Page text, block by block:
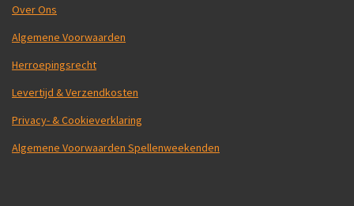
Over Ons
Algemene Voorwaarden
Herroepingsrecht
Levertijd & Verzendkosten
Privacy- & Cookieverklaring
Algemene Voorwaarden Spellenweekenden